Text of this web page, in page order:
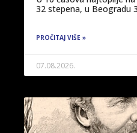
32 stepena, u Beogradu
PROČITAJ VIŠE »
07.08.2026.